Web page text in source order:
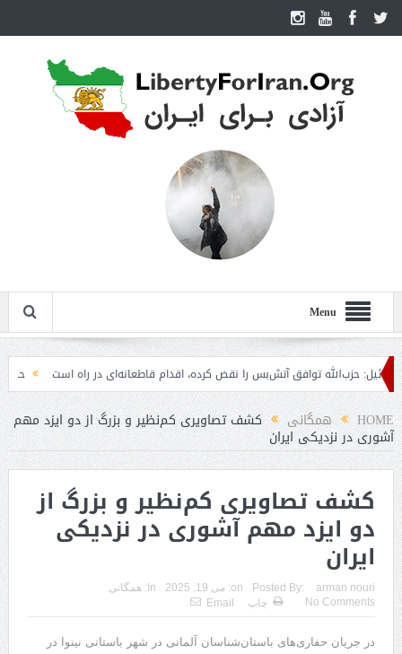
Menu
حزب‌الله توافق آتش‌بس را نقض کرده، اقدام قاطعانه‌ای در راه است حمله
HOME همگانی کشف تصاویری کم‌نظیر و بزرگ از دو ایزد مهم
آشوری در نزدیکی ایران
کشف تصاویری کم‌نظیر و بزرگ از
دو ایزد مهم آشوری در نزدیکی
ایران
Posted By: arman nouri
on: می 19, 2025 In: همگانی
No Comments
چاپ Email
در جریان حفاری‌های باستان‌شناسان آلمانی در شهر باستانی نینوا در